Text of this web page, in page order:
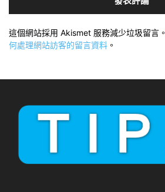
這個網站採用 Akismet 服務減少垃圾留言。
何處理網站訪客的留言資料 。